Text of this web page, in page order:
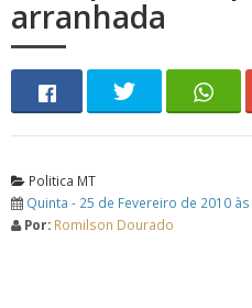
arranhada
Politica MT
Quinta - 25 de Fevereiro de 2010
Por: Romilson Dourado